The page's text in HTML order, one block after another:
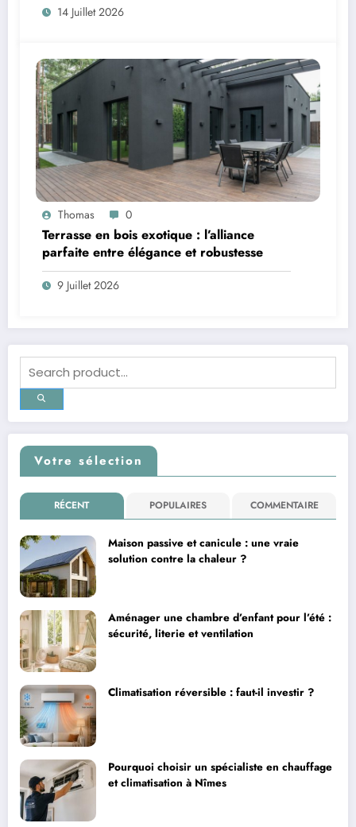
14 Juillet 2026
Thomas 0
Terrasse en bois exotique : l’alliance
parfaite entre élégance et robustesse
9 Juillet 2026
Votre sélection
RÉCENT POPULAIRES COMMENTAIRE
Maison passive et canicule : une vraie
solution contre la chaleur ?
Aménager une chambre d’enfant pour l’été :
sécurité, literie et ventilation
Climatisation réversible : faut-il investir ?
Pourquoi choisir un spécialiste en chauffage
et climatisation à Nîmes